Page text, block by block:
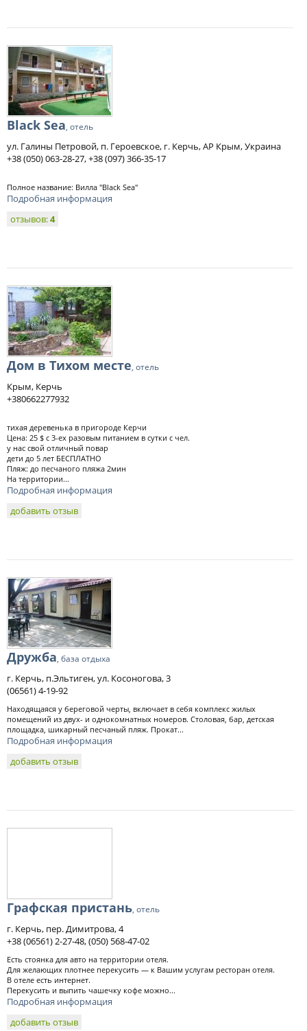
Black Sea, отель
ул. Галины Петровой, п. Героевское, г. Керчь, АР Крым, Украина
+38 (050) 063-28-27, +38 (097) 366-35-17
Полное название: Вилла "Black Sea"
Подробная информация
отзывов:4
Дом в Тихом месте, отель
Крым, Керчь
+380662277932
тихая деревенька в пригороде Керчи
Цена: 25 $ с 3-ех разовым питанием в сутки с чел.
у нас свой отличный повар
дети до 5 лет БЕСПЛАТНО
Пляж: до песчаного пляжа 2мин
На территории...
Подробная информация
добавить отзыв
Дружба, база отдыха
г. Керчь, п.Эльтиген, ул. Косоногова, 3
(06561) 4-19-92
Находящаяся у береговой черты, включает в себя комплекс жилых
помещений из двух- и однокомнатных номеров. Столовая, бар, детская
площадка, шикарный песчаный пляж. Прокат...
Подробная информация
добавить отзыв
Графская пристань, отель
г. Керчь, пер. Димитрова, 4
+38 (06561) 2-27-48, (050) 568-47-02
Есть стоянка для авто на территории отеля.
Для желающих плотнее перекусить — к Вашим услугам ресторан отеля.
В отеле есть интернет.
Перекусить и выпить чашечку кофе можно...
Подробная информация
добавить отзыв